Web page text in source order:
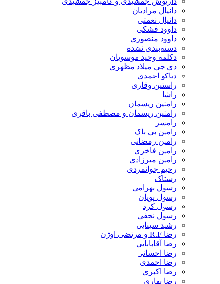
دانیال مرادیان
دانیال نعمتی
داوود فشکی
داوود منصوری
دسته‌بندی نشده
دکلمه وحید موسویان
دی جی میلاد مظهری
دیاکو احمدی
راستین وقاری
راشا
رامتین ریسمان
رامتین ریسمان و مصطفی باقری
رامسز
رامین بی باک
رامین رمضانی
رامین فاخری
رامین میرزادی
رحیم جوانمردی
رستاک
رسول بهرامی
رسول پویان
رسول کرد
رسول نجفی
رشید سینایی
رضا R.F و مرتضی اوژن
رضا آقابابایی
رضا احسانی
رضا احمدی
رضا اکبری
رضا بهاری